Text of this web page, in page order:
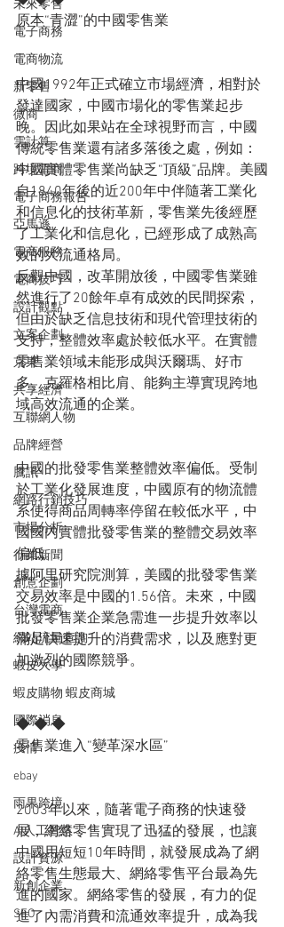
未來零售
電子商務
電商物流
新零售
微商
雲計算
跨境電商
電子商務報告
亞馬遜
電商服務
電商技巧
設計觀點
文案企劃
京東
共享經濟
互聯網人物
品牌經營
騰訊
網路行銷技巧
市場分析
行業新聞
創意企劃
台灣電商
網站流量查詢
蝦皮大學
蝦皮購物 蝦皮商城
國際消息
疫情
ebay
雨果跨境
AI人工智慧
設計資源
新創企業
SEO
原本“青澀”的中國零售業
中國1992年正式確立市場經濟，相對於
發達國家，中國市場化的零售業起步
晚。因此如果站在全球視野而言，中國
傳統零售業還有諸多落後之處，例如：
中國實體零售業尚缺乏“頂級”品牌。美國
自1840年後的近200年中伴隨著工業化
和信息化的技術革新，零售業先後經歷
了工業化和信息化，已經形成了成熟高
效的大流通格局。
反觀中國，改革開放後，中國零售業雖
然進行了20餘年卓有成效的民間探索，
但由於缺乏信息技術和現代管理技術的
支持，整體效率處於較低水平。在實體
零售業領域未能形成與沃爾瑪、好市
多、克羅格相比肩、能夠主導實現跨地
域高效流通的企業。
中國的批發零售業整體效率偏低。受制
於工業化發展進度，中國原有的物流體
系使得商品周轉率停留在較低水平，中
國國內實體批發零售業的整體交易效率
偏低。
據阿里研究院測算，美國的批發零售業
交易效率是中國的1.56倍。未來，中國
批發零售業企業急需進一步提升效率以
滿足快速提升的消費需求，以及應對更
加激烈的國際競爭。
◆ ◆ ◆
零售業進入“變革深水區”
2003年以來，隨著電子商務的快速發
展，網絡零售實現了迅猛的發展，也讓
中國用短短10年時間，就發展成為了網
絡零售生態最大、網絡零售平台最為先
進的國家。網絡零售的發展，有力的促
進了內需消費和流通效率提升，成為我